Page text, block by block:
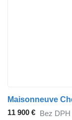
Maisonneuve
11 900 € Bez DPH